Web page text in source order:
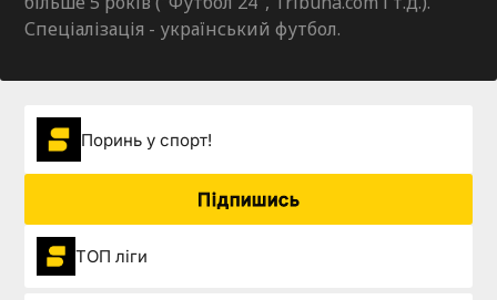
Спеціалізація - український футбол.
Поринь у спорт!
Підпишись
ТОП ліги